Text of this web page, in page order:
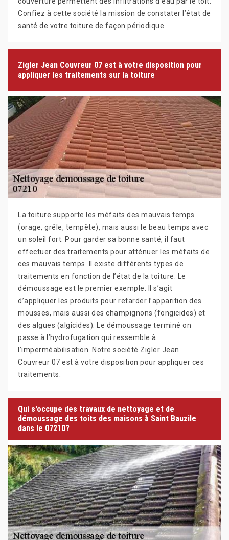
Confiez à cette société la mission de constater l’état de
santé de votre toiture de façon périodique.
Zigler Jean Couvreur 07 est à votre disposition pour
appliquer les traitements sur la toiture
La toiture supporte les méfaits des mauvais temps
(orage, grêle, tempête), mais aussi le beau temps avec
un soleil fort. Pour garder sa bonne santé, il faut
effectuer des traitements pour atténuer les méfaits de
ces mauvais temps. Il existe différents types de
traitements en fonction de l’état de la toiture. Le
démoussage est le premier exemple. Il s’agit
d’appliquer les produits pour retarder l’apparition des
mousses, mais aussi des champignons (fongicides) et
des algues (algicides). Le démoussage terminé on
passe à l’hydrofugation qui ressemble à
l’imperméabilisation. Notre société Zigler Jean
Couvreur 07 est à votre disposition pour appliquer ces
traitements.
Qui s'occupe des travaux de nettoyage et de
démoussage des toits des maisons à Saint Bauzile
dans le 07210?